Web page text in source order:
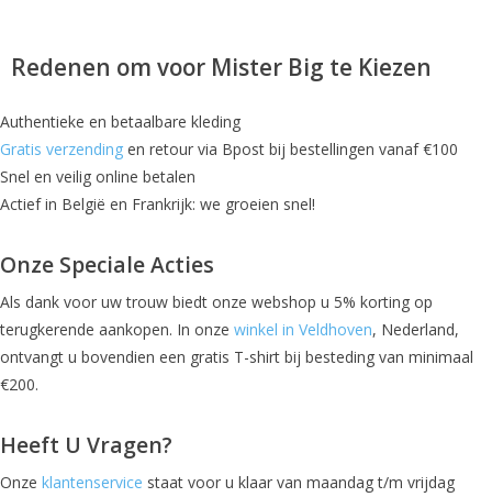
Redenen om voor Mister Big te Kiezen
Authentieke en betaalbare kleding
Gratis verzending en retour via Bpost bij bestellingen vanaf €100
Snel en veilig online betalen
Actief in België en Frankrijk: we groeien snel!
Onze Speciale Acties
Als dank voor uw trouw biedt onze webshop u 5% korting op
terugkerende aankopen. In onze winkel in Veldhoven, Nederland,
ontvangt u bovendien een gratis T-shirt bij besteding van minimaal
€200.
Heeft U Vragen?
Onze klantenservice staat voor u klaar van maandag t/m vrijdag